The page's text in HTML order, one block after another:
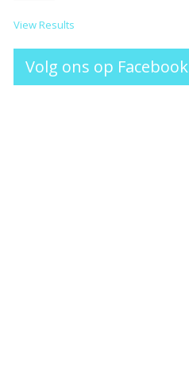
View Results
Volg ons op